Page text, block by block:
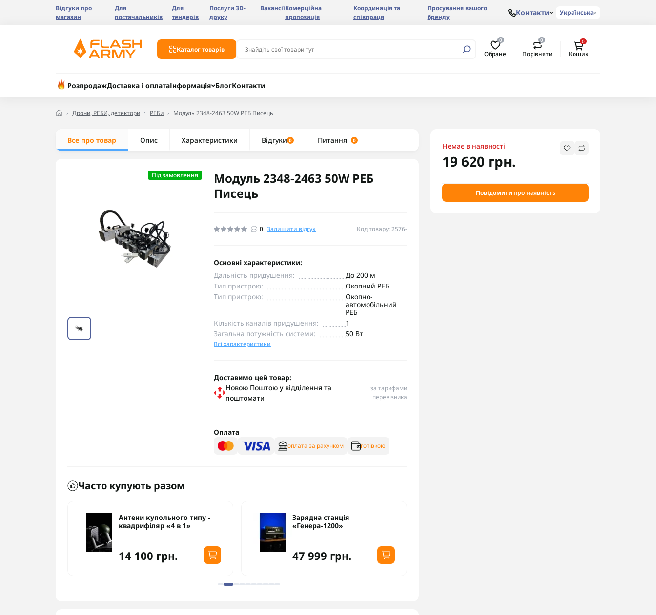
Відгуки про
магазин
Для
постачальників
Для
тендерів
Послуги 3D-
друку
ВакансіїКомерційна
пропозиція
Координація та
співпраця
Просування вашого
бренду
Контакти Українська
Каталог товарів
0
Обране
0
Порівняти
0
Кошик
РозпродажДоставка і оплатаІнформація БлогКонтакти
Дрони, РЕБИ, детектори РЕБи Модуль 2348-2463 50W РЕБ Писець
Все про товар Опис Характеристики Відгуки 0 Питання 0
Під замовлення
Модуль 2348-2463 50W РЕБ
Писець
0 Залишити відгук Код товару: 2576-
Немає в наявності
19 620 грн.
Повідомити про наявність
Основні характеристики:
Дальність придушення:
До 200 м
Тип пристрою:
Окопний РЕБ
Тип пристрою:
Окопно-
автомобільний
РЕБ
Кількість каналів придушення:
1
Загальна потужність системи:
50 Вт
Всі характеристики
Доставимо цей товар:
Новою Поштою у відділення та
поштомати
за тарифами
перевізника
Оплата
оплата за рахунком готівкою
Часто купують разом
Антени купольного типу -
квадрифіляр «4 в 1»
14 100 грн.
Зарядна станція
«Генера-1200»
47 999 грн.